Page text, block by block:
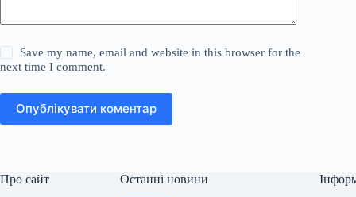
Save my name, email and website in this browser for the
next time I comment.
Опублікувати коментар
Про сайт Останні новини